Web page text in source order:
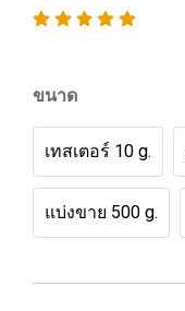
ขนาด
เทสเตอร์ 10 g.
แบ่งขาย 500 g.